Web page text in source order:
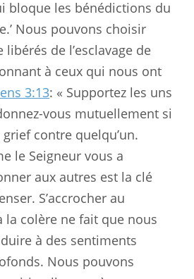
bloque les bénédictions du
Nous pouvons choisir
libérés de l’esclavage de
à ceux qui nous ont
3:13: « Supportez les uns
vous mutuellement si
grief contre quelqu’un.
le Seigneur vous a
aux autres est la clé
S’accrocher au
la colère ne fait que nous
à des sentiments
Nous pouvons